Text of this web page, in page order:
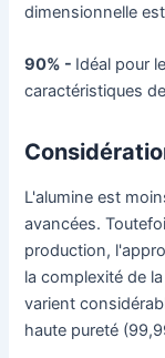
dimensionnelle
90% - Idéal pour
caractéristiques
L'alumine est
avancées.
production,
la complexité de
varient
haute pureté